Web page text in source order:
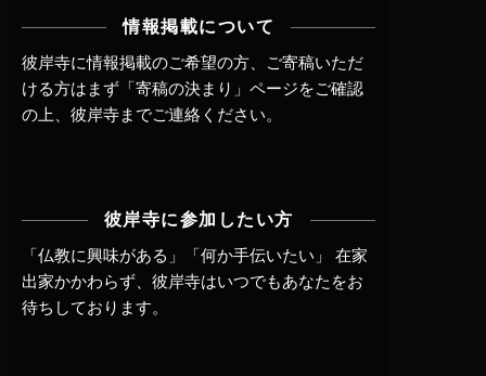
情報掲載について
彼岸寺に情報掲載のご希望の方、ご寄稿いただ
ける方はまず 「寄稿の決まり」ページをご確認
の上、 彼岸寺までご連絡 ください。
彼岸寺に参加したい方
「仏教に興味がある」「何か手伝いたい」 在家
出家かかわらず、 彼岸寺はいつでもあなたをお
待ちしております。